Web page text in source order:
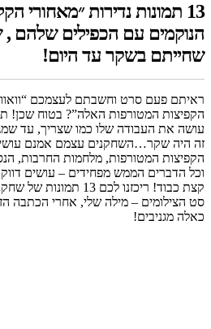
13 תמונות נדירות ״מאחורי
הנוקמים עם הכפילים שלהם ,
שחייתם בשקר עד היום!
ראיתם פעם סרט וחשבתם לעצמכם
הקפיצות המטורפות האלה”? בטוח שכן!
עושה את העבודה שלו כמו שצריך, עד
זה היה שקר…השחקנים עצמם אמנם
הקפיצות המטורפות, מלחמות החרבות,
וכל הדברים הממש מפחידים – עושים
קצת כבוד! ריכזנו לכם
סט הצילומים – מילה שלי, אחרי הכתבה
כאלה מגניבים!